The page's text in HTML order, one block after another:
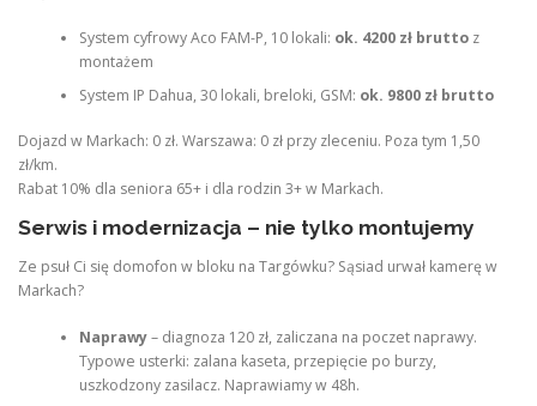
System cyfrowy Aco FAM-P, 10 lokali: ok. 4200 zł bruttoz
montażem
System IP Dahua, 30 lokali, breloki, GSM: ok. 9800 zł brutto
Dojazd w Markach: 0 zł. Warszawa: 0 zł przy zleceniu. Poza tym 1,50
zł/km.
Rabat 10% dla seniora 65+ i dla rodzin 3+ w Markach.
Serwis i modernizacja – nie tylko montujemy
Ze psuł Ci się domofon w bloku na Targówku? Sąsiad urwał kamerę w
Markach?
Naprawy– diagnoza 120 zł, zaliczana na poczet naprawy.
Typowe usterki: zalana kaseta, przepięcie po burzy,
uszkodzony zasilacz. Naprawiamy w 48h.